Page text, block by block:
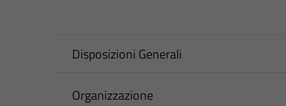
Disposizioni Generali
Organizzazione